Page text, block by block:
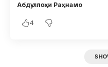
Абдуллоҳи Раҳнамо
4